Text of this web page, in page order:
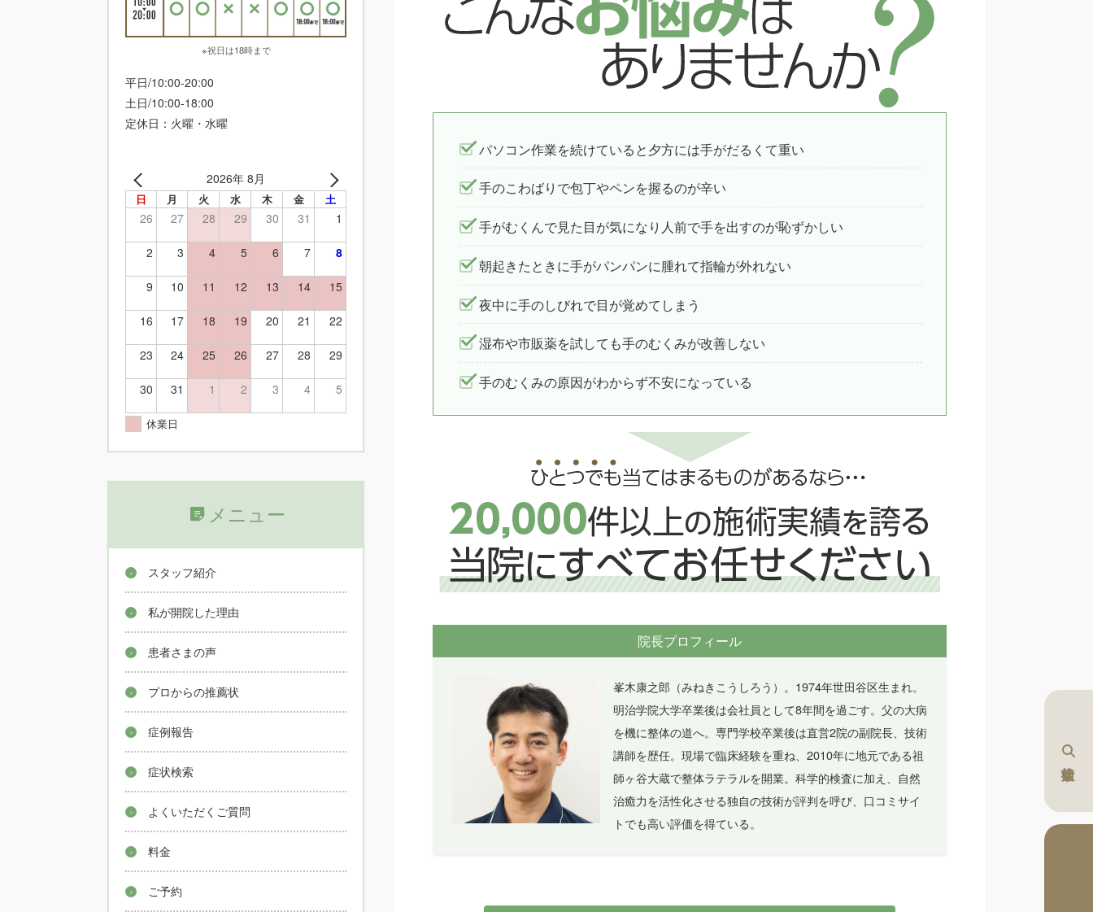
パソコン作業を続けていると夕方には手がだるくて重い
手のこわばりで包丁やペンを握るのが辛い
手がむくんで見た目が気になり人前で手を出すのが恥ずかしい
朝起きたときに手がパンパンに腫れて指輪が外れない
夜中に手のしびれで目が覚めてしまう
湿布や市販薬を試しても手のむくみが改善しない
手のむくみの原因がわからず不安になっている
院長プロフィール
峯木康之郎（みねきこうしろう）。1974年世田谷区生まれ。
明治学院大学卒業後は会社員として8年間を過ごす。父の大病
を機に整体の道へ。専門学校卒業後は直営2院の副院長、技術
講師を歴任。現場で臨床経験を重ね、2010年に地元である祖
師ヶ谷大蔵で整体ラテラルを開業。科学的検査に加え、自然
治癒力を活性化させる独自の技術が評判を呼び、口コミサイ
トでも高い評価を得ている。
※祝日は18時まで
平日/10:00-20:00
土日/10:00-18:00
定休日：火曜・水曜
2026年 8月
日 月 火 水 木 金 土
26 27 28 29 30 31 1
2 3 4 5 6 7 8
9 10 11 12 13 14 15
16 17 18 19 20 21 22
23 24 25 26 27 28 29
30 31 1 2 3 4 5
休業日
メニュー
スタッフ紹介
私が開院した理由
患者さまの声
プロからの推薦状
症例報告
症状検索
よくいただくご質問
料金
ご予約